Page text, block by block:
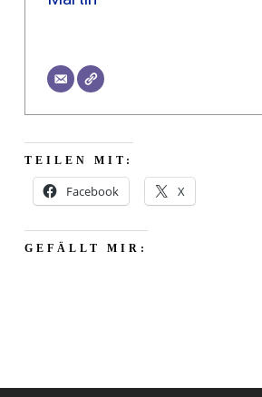
TEILEN MIT:
Facebook X
GEFÄLLT MIR: